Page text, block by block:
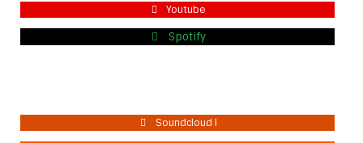
Youtube
Spotify
Soundcloud I